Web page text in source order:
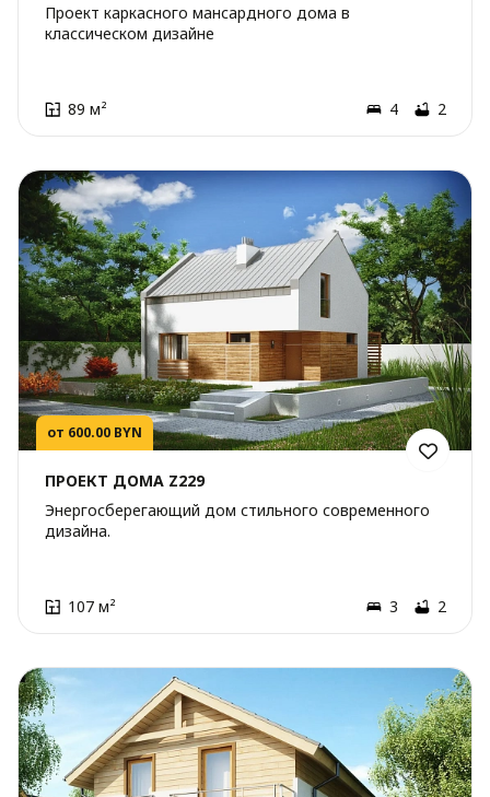
Проект каркасного мансардного дома в
классическом дизайне
89 м² 4 2
от 600.00 BYN
ПРОЕКТ ДОМА Z229
Энергосберегающий дом стильного современного
дизайна.
107 м² 3 2